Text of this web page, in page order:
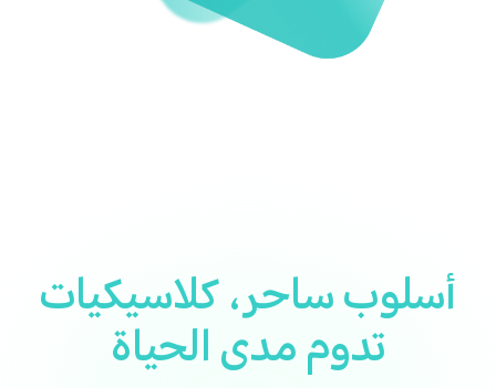
أسلوب ساحر، كلاسيكيات
تدوم مدى الحياة